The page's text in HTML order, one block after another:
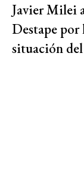
Javier Milei
Destape
situación